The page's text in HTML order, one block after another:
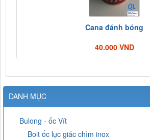
Cana đánh bóng
40.000 VND
DANH MỤC
Bulong - ốc Vít
Bolt ốc lục giác chìm inox